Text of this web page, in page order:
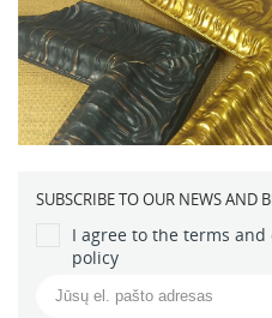
SUBSCRIBE TO OUR NEWS AND
I agree to the terms
policy